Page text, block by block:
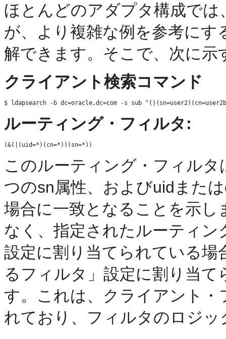
ほとんどのアダプタ構成で
が、より複雑な例を参考に
解できます。そこで、次に
クライアント検索コマンド
ルーティング・フィルタ:
このルーティング・フィル
つのsn属性、およびuidまた
場合に一致となることを示し
なく、指定されたルーティ
設定に割り当てられている
るフィルタ」設定に割り当
す。これは、クライアント
れており、フィルタのロジ